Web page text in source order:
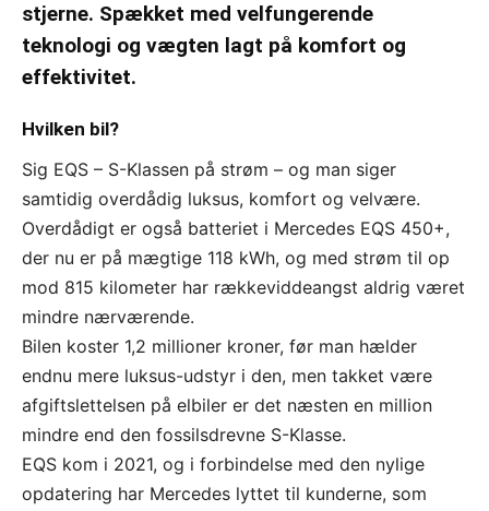
stjerne. Spækket med velfungerende
teknologi og vægten lagt på komfort og
effektivitet.
Hvilken bil?
Sig EQS – S-Klassen på strøm – og man siger
samtidig overdådig luksus, komfort og velvære.
Overdådigt er også batteriet i Mercedes EQS 450+,
der nu er på mægtige 118 kWh, og med strøm til op
mod 815 kilometer har rækkeviddeangst aldrig været
mindre nærværende.
Bilen koster 1,2 millioner kroner, før man hælder
endnu mere luksus-udstyr i den, men takket være
afgiftslettelsen på elbiler er det næsten en million
mindre end den fossilsdrevne S-Klasse.
EQS kom i 2021, og i forbindelse med den nylige
opdatering har Mercedes lyttet til kunderne, som